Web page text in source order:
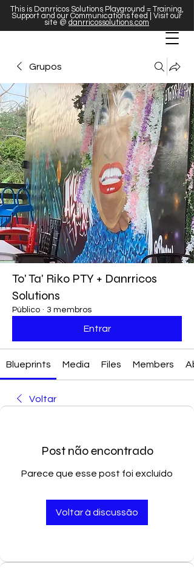
This is Danrricos Solutions Playground = Training,
Support and our Communications feed | Visit our
site @ danrricossolutions.com
Grupos
To' Ta' Riko PTY + Danrricos
Solutions
Público · 3 membros
Entrar
Blueprints Media Files Members
Voltar
Post não encontrado
Parece que esse post foi excluído
Voltar à discussão